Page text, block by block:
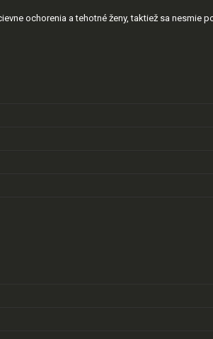
ochorenia a tehotné ženy, taktiež sa nesmie